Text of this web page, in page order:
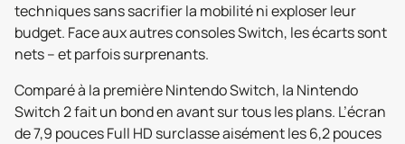
techniques sans sacrifier la mobilité ni exploser leur
budget. Face aux autres consoles Switch, les écarts sont
nets – et parfois surprenants.
Comparé à la première Nintendo Switch, la Nintendo
Switch 2 fait un bond en avant sur tous les plans. L’écran
de 7,9 pouces Full HD surclasse aisément les 6,2 pouces